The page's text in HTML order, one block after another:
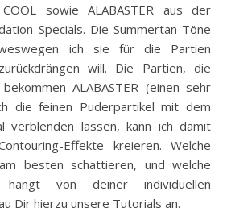
sowie ALABASTER aus der
Specials. Die Summertan-Töne
ich sie für die Partien
will. Die Partien, die
ALABASTER (einen sehr
die feinen Puderpartikel mit dem
verblenden lassen, kann ich damit
Effekte kreieren. Welche
besten schattieren, und welche
hängt von deiner individuellen
Dir hierzu unsere Tutorials an.